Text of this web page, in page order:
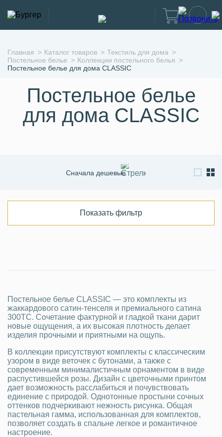
Главная Каталог товаров
Текстиль для дома
Постельное белье
Коллекции постельного белья
Постельное белье для дома CLASSIC
Постельное белье
для дома CLASSIC
Сначала дешевые
Показать фильтр
Постельное белье CLASSIC — это комплекты из
жаккардового сатин-тенселя и премиального сатина
300ТС. Сочетание фактурной и гладкой ткани дарит
новые ощущения, а их высокая плотность делает
изделия прочными и приятными на ощупь.
В коллекции присутствуют комплекты с классическим
узором в виде веточек с бутонами, а также с
современным минималистичным орнаментом в виде
распустившейся розы. Дизайн с цветочными принтом
дает возможность расслабиться и почувствовать
единение с природой. Однотонные простыни сочных
оттенков подчеркивают нежность рисунка. Общая
пастельная гамма, использованная для комплектов,
позволяет создать в спальне легкое и романтичное
настроение.